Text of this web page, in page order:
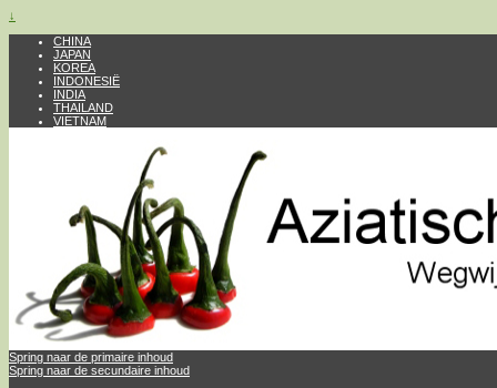
↓
CHINA
JAPAN
KOREA
INDONESIË
INDIA
THAILAND
VIETNAM
Spring naar de primaire inhoud
Spring naar de secundaire inhoud